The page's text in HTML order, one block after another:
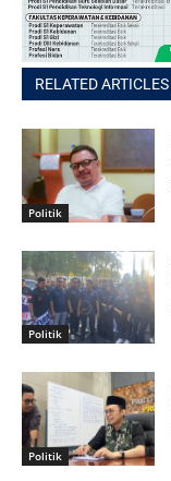
RELATED ARTICLES
Politik
Politik
Politik